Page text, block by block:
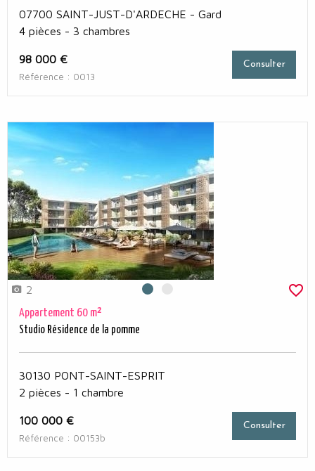
07700 SAINT-JUST-D'ARDECHE - Gard
4 pièces - 3 chambres
98 000 €
Référence : 0013
Consulter
2 Photo 0Photo 1
Appartement 60 m²
Studio Résidence de la pomme
30130 PONT-SAINT-ESPRIT
2 pièces - 1 chambre
100 000 €
Référence : 00153b
Consulter